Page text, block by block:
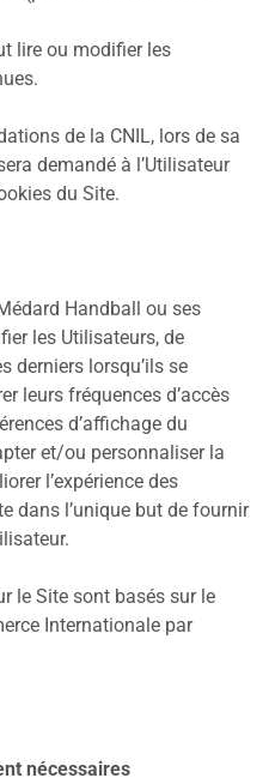
lire ou modifier les
de la CNIL, lors de sa
demandé à l’Utilisateur
du Site.
Handball ou ses
les Utilisateurs, de
derniers lorsqu’ils se
leurs fréquences d’accès
d’affichage du
et/ou personnaliser la
l’expérience des
dans l’unique but de fournir
le Site sont basés sur le
Internationale par
nécessaires